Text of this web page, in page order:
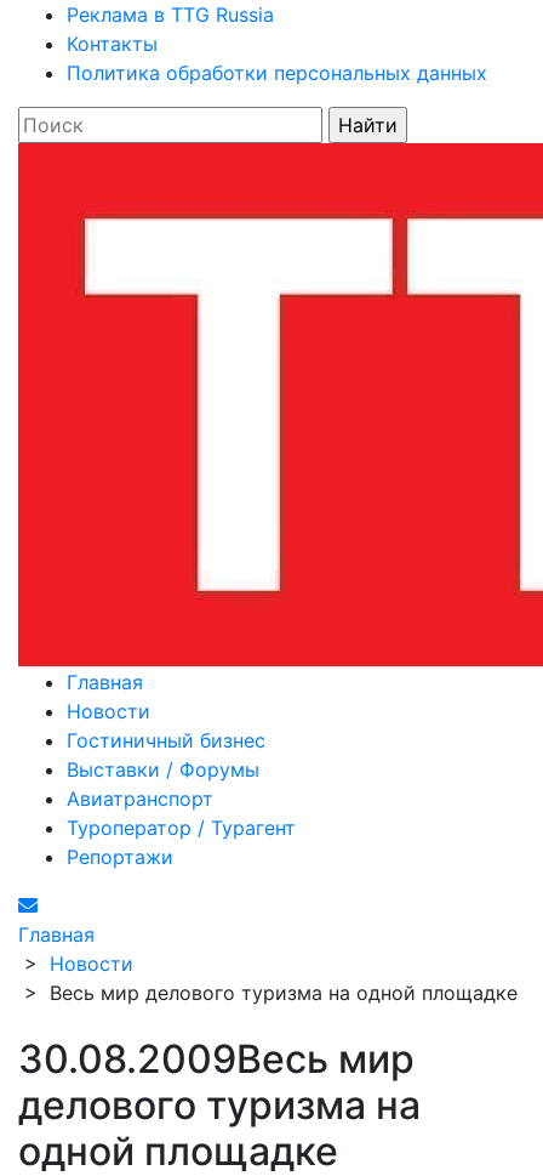
Реклама в TTG Russia
Контакты
Политика обработки персональных данных
Главная
Новости
Гостиничный бизнес
Выставки / Форумы
Авиатранспорт
Туроператор / Турагент
Репортажи
Главная
> Новости
> Весь мир делового туризма на одной площадке
30.08.2009Весь мир
делового туризма на
одной площадке